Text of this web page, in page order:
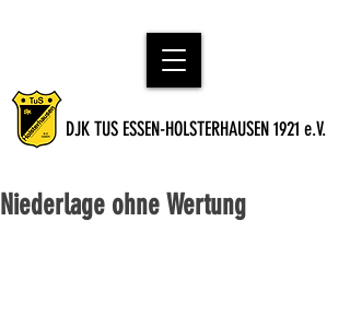
DJK TUS ESSEN-HOLSTERHAUSEN 1921 e.V.
Niederlage ohne Wertung